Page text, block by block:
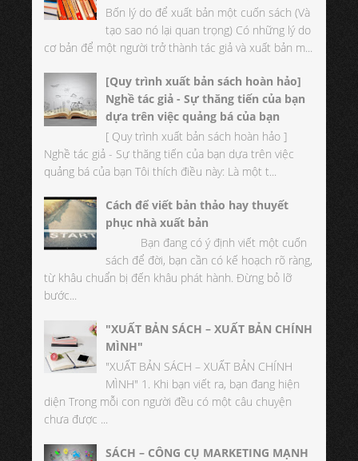
Bốn lý do để xuất bản một cuốn sách (Và
tạo sao nó lại quan trọng) Có những lý do
cơ bản để một người trở thành tác giả và xuất bản m...
[Quy trình xuất bản sách hoàn hảo]
Nghề tác giả - Sự thăng tiến của bạn
dựa trên việc quảng bá của bạn
[ Quy trình xuất bản sách hoàn hảo ]
Nghề tác giả - Sự thăng tiến của bạn dựa trên việc
quảng bá của bạn Tôi thích điều này: Là một t...
Cách để viết bản thảo hay thuyết
phục nhà xuất bản
Bạn đang có ý định viết một cuốn
sách để đời, bạn cần có kế hoạch rõ ràng,
từ khâu chuẩn bị đến khâu phát hành. Đừng bỏ lỡ
bước...
"XUẤT BẢN SÁCH – XUẤT BẢN CHÍNH
MÌNH"
"XUẤT BẢN SÁCH – XUẤT BẢN CHÍNH
MÌNH" 1. Khi bạn viết ra, bạn đang hiện
diện Trong mỗi con người đều có một câu chuyện
chưa được ...
SÁCH – CÔNG CỤ MARKETING MẠNH